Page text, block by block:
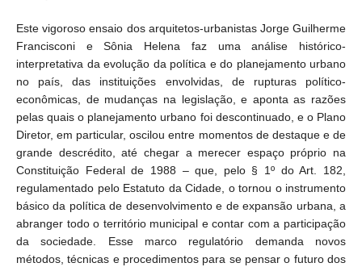
Este vigoroso ensaio dos arquitetos-urbanistas Jorge Guilherme
Francisconi e Sônia Helena faz uma análise histórico-
interpretativa da evolução da política e do planejamento urbano
no país, das instituições envolvidas, de rupturas político-
econômicas, de mudanças na legislação, e aponta as razões
pelas quais o planejamento urbano foi descontinuado, e o Plano
Diretor, em particular, oscilou entre momentos de destaque e de
grande descrédito, até chegar a merecer espaço próprio na
Constituição Federal de 1988 – que, pelo § 1º do Art. 182,
regulamentado pelo Estatuto da Cidade, o tornou o instrumento
básico da política de desenvolvimento e de expansão urbana, a
abranger todo o território municipal e contar com a participação
da sociedade. Esse marco regulatório demanda novos
métodos, técnicas e procedimentos para se pensar o futuro dos